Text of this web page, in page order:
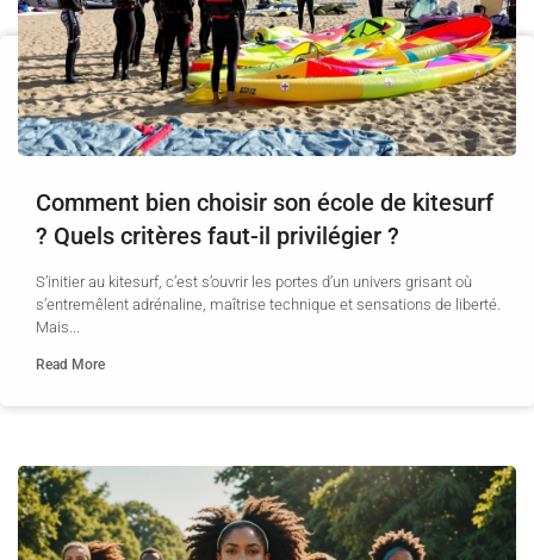
Comment bien choisir son école de kitesurf
? Quels critères faut-il privilégier ?
S’initier au kitesurf, c’est s’ouvrir les portes d’un univers grisant où
s’entremêlent adrénaline, maîtrise technique et sensations de liberté.
Mais...
Read More